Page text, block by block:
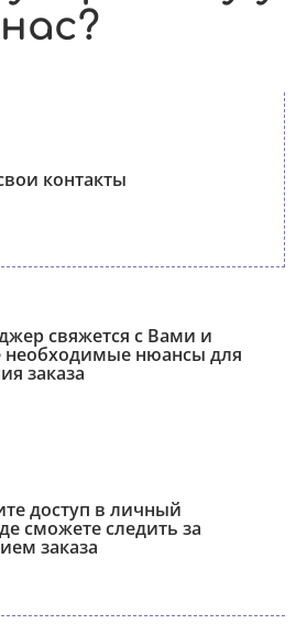
нас?
контакты
свяжется с Вами и
необходимые нюансы для
заказа
доступ в личный
сможете следить за
заказа